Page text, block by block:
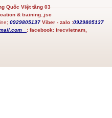
Quốc Việt tầng 03
& training.,jsc
0929805137 Viber - zalo :0929805137
:facebook: irecvietnam,